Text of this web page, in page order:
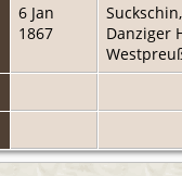
6 Jan
1867
Danziger